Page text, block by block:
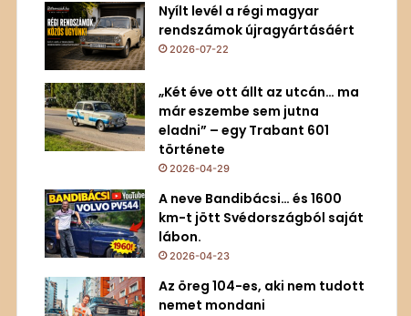
Nyílt levél a régi magyar
rendszámok újragyártásáért
2026-07-22
„Két éve ott állt az utcán… ma
már eszembe sem jutna
eladni” – egy Trabant 601
története
2026-04-29
A neve Bandibácsi… és 1600
km-t jött Svédországból saját
lábon.
2026-04-23
Az öreg 104-es, aki nem tudott
nemet mondani